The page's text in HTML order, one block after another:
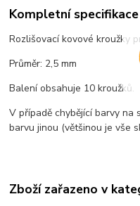
Kompletní specifikace
Rozlišovací kovové kroužky
Průměr: 2,5 mm
Balení obsahuje 10 kroužků.
V případě chybějící barvy na
barvu jinou (většinou je vše
Zboží zařazeno v